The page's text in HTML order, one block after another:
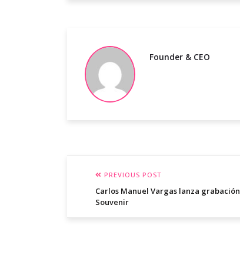
Founder & CEO
PREVIOUS POST
Carlos Manuel Vargas lanza grabación
Souvenir